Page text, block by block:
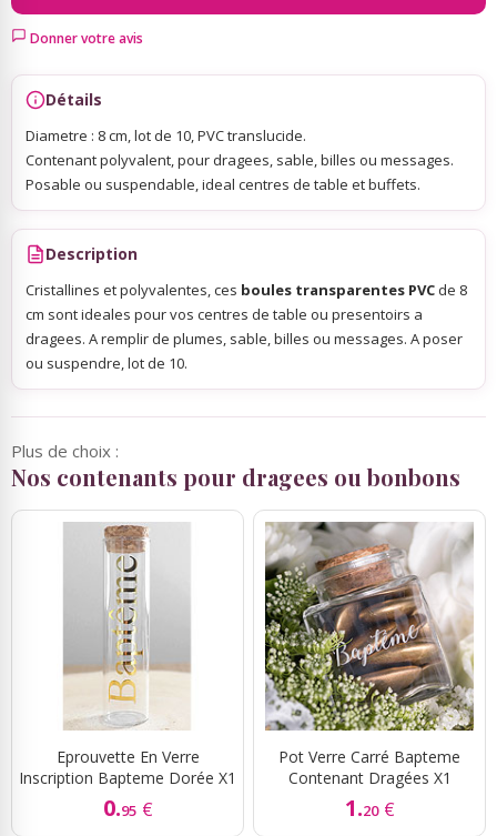
Scrapbooking, Loisirs Créatifs
Donner votre avis
Détails
Diametre : 8 cm, lot de 10, PVC translucide.
Contenant polyvalent, pour dragees, sable, billes ou messages.
Posable ou suspendable, ideal centres de table et buffets.
Description
Cristallines et polyvalentes, ces boules transparentes PVC de 8
cm sont ideales pour vos centres de table ou presentoirs a
dragees. A remplir de plumes, sable, billes ou messages. A poser
ou suspendre, lot de 10.
Plus de choix :
Nos contenants pour dragees ou bonbons
Eprouvette En Verre
Inscription Bapteme Dorée X1
0.95 €
Pot Verre Carré Bapteme
Contenant Dragées X1
1.20 €